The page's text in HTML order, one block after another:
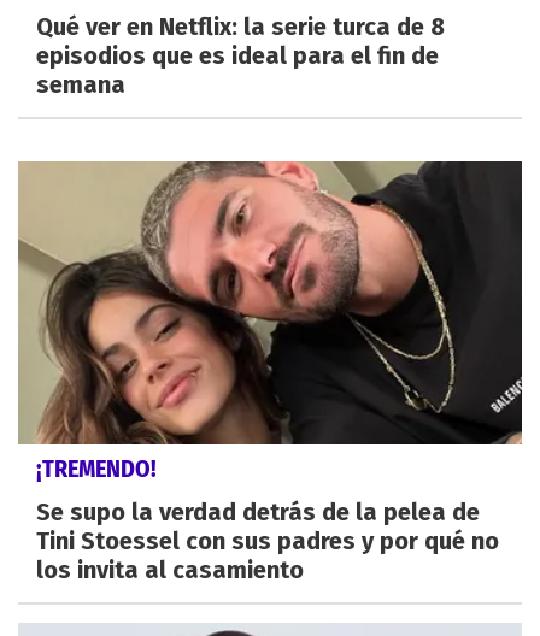
Qué ver en Netflix: la serie turca de 8
episodios que es ideal para el fin de
semana
¡TREMENDO!
Se supo la verdad detrás de la pelea de
Tini Stoessel con sus padres y por qué no
los invita al casamiento